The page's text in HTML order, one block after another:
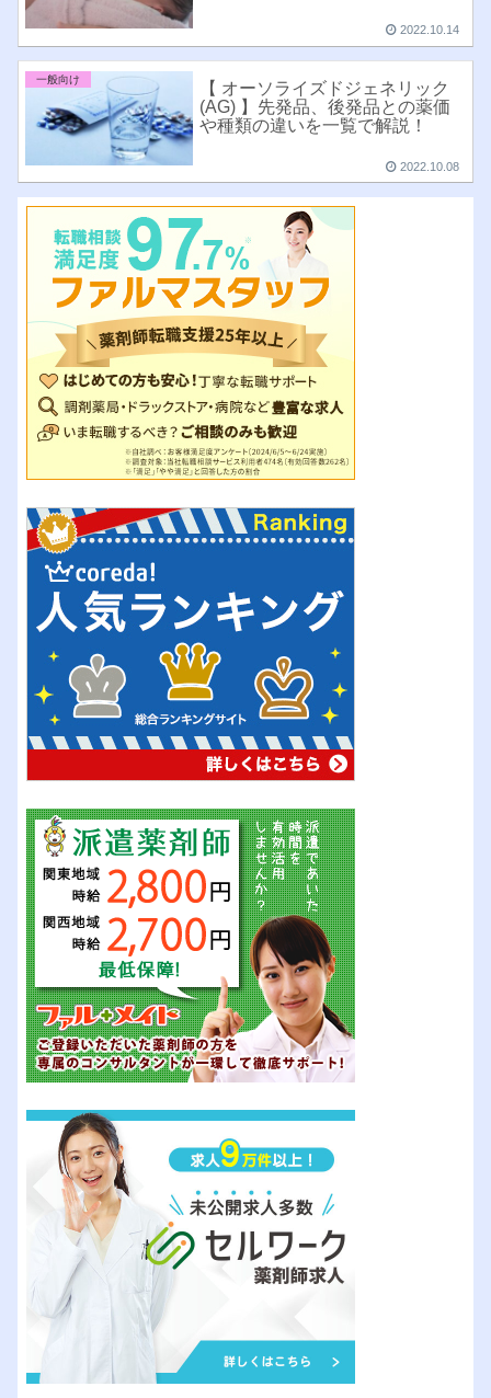
2022.10.14
一般向け
【 オーソライズドジェネリック
(AG) 】先発品、後発品との薬価
や種類の違いを一覧で解説！
2022.10.08